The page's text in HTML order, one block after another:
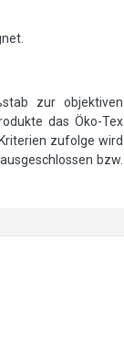
zur objektiven
das Öko-Tex
zufolge wird
bzw.